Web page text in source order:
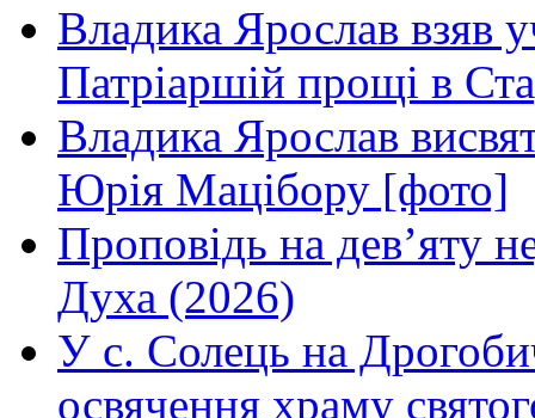
Владика Ярослав взяв
Патріаршій прощі в
Владика Ярослав
Юрія Мацібору [фото]
Проповідь на дев’яту
Духа (2026)
У с. Солець на
освячення храму